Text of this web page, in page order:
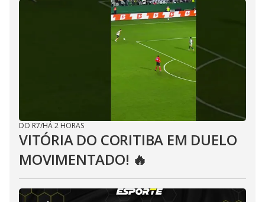
DO R7/HÁ 2 HORAS
VITÓRIA DO CORITIBA EM DUELO
MOVIMENTADO! 🔥